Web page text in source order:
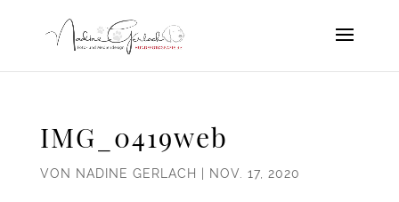
IMG_0419web
VON NADINE GERLACH NOV. 17, 2020